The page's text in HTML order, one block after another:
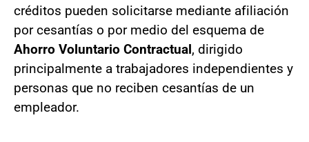
créditos pueden solicitarse mediante afiliación
por cesantías o por medio del esquema de
Ahorro Voluntario Contractual, dirigido
principalmente a trabajadores independientes y
personas que no reciben cesantías de un
empleador.